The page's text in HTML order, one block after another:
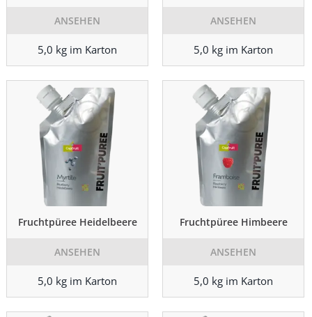
ANSEHEN
5,0 kg im Karton
ANSEHEN
5,0 kg im Karton
Fruchtpüree Heidelbeere
ANSEHEN
5,0 kg im Karton
Fruchtpüree Himbeere
ANSEHEN
5,0 kg im Karton